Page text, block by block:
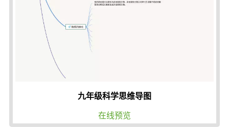
九年级科学思维导图
在线预览